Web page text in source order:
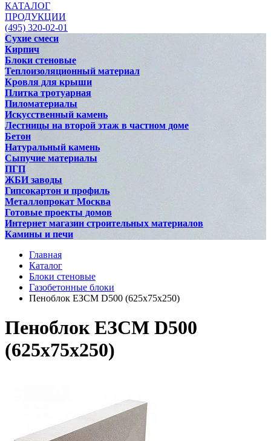
КАТАЛОГ
ПРОДУКЦИИ
(495) 320-02-01
Сухие смеси
Кирпич
Блоки стеновые
Теплоизоляционный материал
Кровля для крыши
Плитка тротуарная
Пиломатериалы
Искусственный камень
Лестницы на второй этаж в частном доме
Бетон
Натуральный камень
Сыпучие материалы
ПГП
ЖБИ заводы
Гипсокартон и профиль
Металлопрокат Москва
Готовые проекты домов
Интернет магазин строительных материалов
Камины и печи
Главная
Каталог
Блоки стеновые
Газобетонные блоки
Пеноблок ЕЗСМ D500 (625x75x250)
Пеноблок ЕЗСМ D500
(625x75x250)